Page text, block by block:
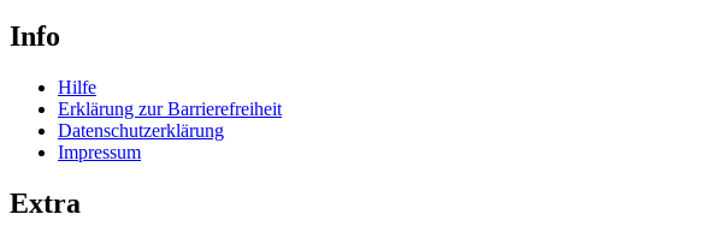
Info
Hilfe
Erklärung zur Barrierefreiheit
Datenschutzerklärung
Impressum
Extra